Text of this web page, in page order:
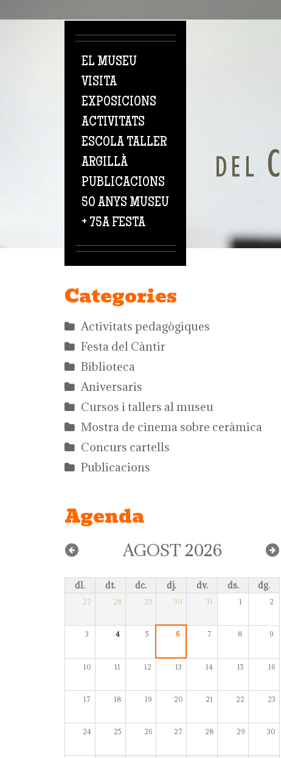
EL MUSEU
VISITA
EXPOSICIONS
ACTIVITATS
ESCOLA TALLER
ARGILLÀ
PUBLICACIONS
50 ANYS MUSEU
+ 75A FESTA
Categories
Activitats pedagògiques
Festa del Càntir
Biblioteca
Aniversaris
Cursos i tallers al museu
Mostra de cinema sobre ceràmica
Concurs cartells
Publicacions
Agenda
AGOST 2026
dl. dt. dc. dj. dv. ds. dg.
27 28 29 30 31 1 2
3 4 5 6 7 8 9
10 11 12 13 14 15 16
17 18 19 20 21 22 23
24 25 26 27 28 29 30